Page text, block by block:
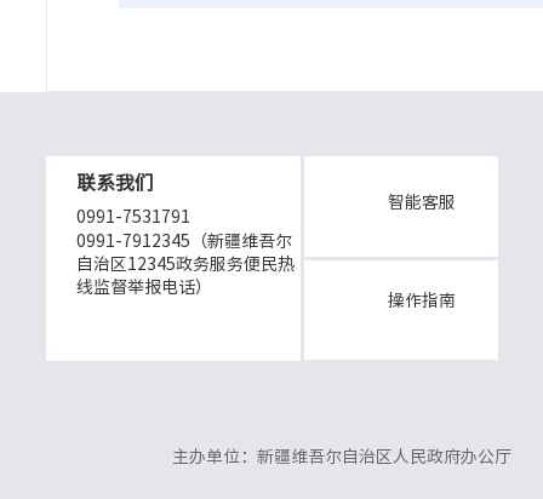
联系我们
0991-7531791
0991-7912345（新疆维吾尔
自治区12345政务服务便民热
线监督举报电话）
智能客服
操作指南
主办单位：新疆维吾尔自治区人民政府办公厅